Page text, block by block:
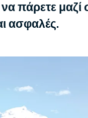
πάρετε μαζί
ασφαλές.